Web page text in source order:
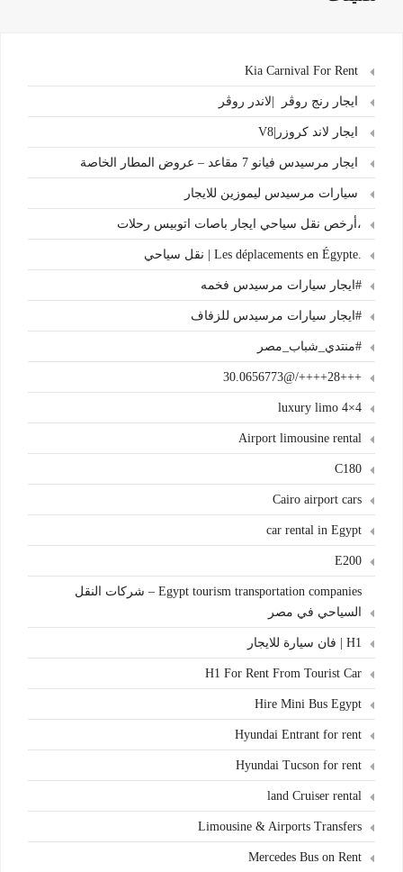
ايجار رنج روڤر |لاندر روڤر
ايجار لاند كروزر|V8
ايجار مرسيدس فيانو 7 مقاعد – عروض المطار الخاصة
سيارات مرسيدس ليموزين للايجار
،أرخص نقل سياحي ايجار باصات اتوبيس رحلات
#ايجار سيارات مرسيدس فخمه
#ايجار سيارات مرسيدس للزفاف
#منتدي_شباب_مصر
+++28++++/@30.0656773
4×4 luxury limo
Airport limousine rental
C180
Cairo airport cars
car rental in Egypt
E200
Egypt tourism transportation companies – شركات النقل
السياحي في مصر
H1 | فان سيارة للايجار
H1 For Rent From Tourist Car
Hire Mini Bus Egypt
Hyundai Entrant for rent
Hyundai Tucson for rent
land Cruiser rental
Limousine & Airports Transfers
Mercedes Bus on Rent